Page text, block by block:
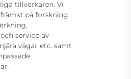
tillverkaren. Vi
på forskning,
service av
vågar etc. samt